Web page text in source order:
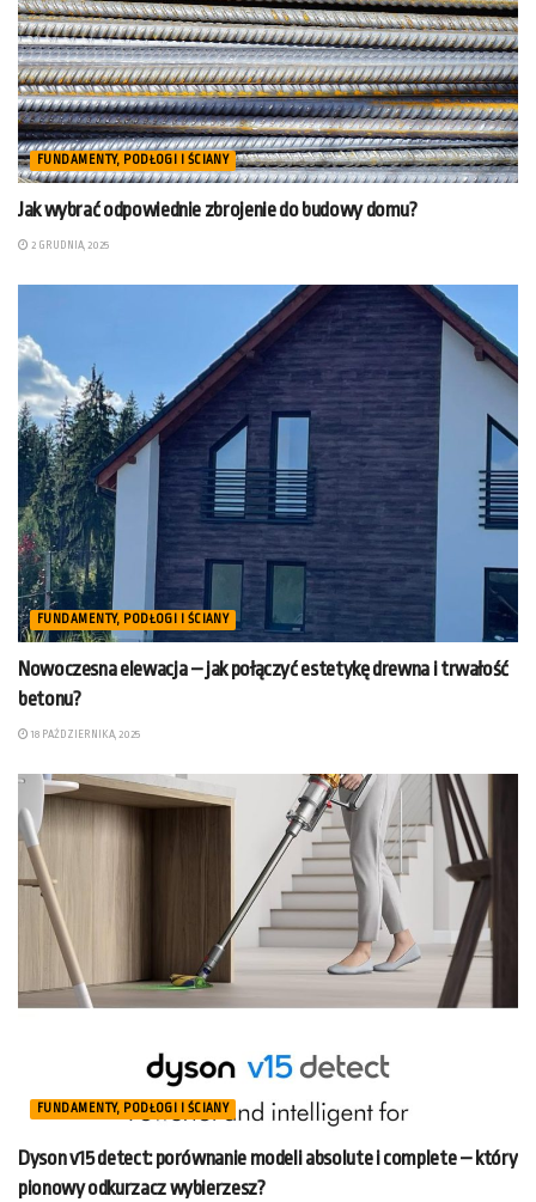
FUNDAMENTY, PODŁOGI I ŚCIANY
Jak wybrać odpowiednie zbrojenie do budowy domu?
2 GRUDNIA, 2025
FUNDAMENTY, PODŁOGI I ŚCIANY
Nowoczesna elewacja – jak połączyć estetykę drewna i trwałość
betonu?
18 PAŹDZIERNIKA, 2025
FUNDAMENTY, PODŁOGI I ŚCIANY
Dyson v15 detect: porównanie modeli absolute i complete – który
pionowy odkurzacz wybierzesz?